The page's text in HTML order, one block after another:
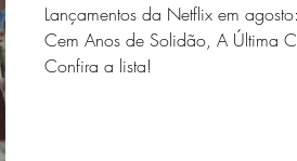
Lançamentos da Netflix em
Cem Anos de Solidão, A Última
Confira a lista!